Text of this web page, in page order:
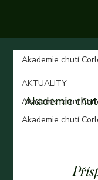
AKTUALITY
Akademie chutí
Akademie chutí
Akademie chutí
Akademie